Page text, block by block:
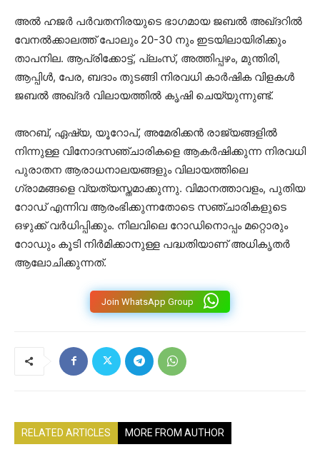
അൽ ഹജർ പർവതനിരയുടെ ഭാഗമായ ജബൽ അഖ്ദറിൽ
വേനൽക്കാലത്ത് പോലും 20-30 നും ഇടയിലായിരിക്കും
താപനില. ആപ്രിക്കോട്ട്, പ്ലംസ്, അത്തിപ്പഴം, മുന്തിരി,
ആപ്പിൾ, പേര, ബദാം തുടങ്ങി നിരവധി കാർഷിക വിളകൾ
ജബൽ അഖ്ദർ വിലായത്തിൽ കൃഷി ചെയ്യുന്നുണ്ട്.
അറബ്, ഏഷ്യ, യൂറോപ്, അമേരിക്കൻ രാജ്യങ്ങളിൽ
നിന്നുള്ള വിനോദസഞ്ചാരികളെ ആകർഷിക്കുന്ന നിരവധി
പുരാതന ആരാധനാലയങ്ങളും വിലായത്തിലെ
ഗ്രാമങ്ങളെ വ്യത്യസ്തമാക്കുന്നു. വിമാനത്താവളം, പുതിയ
റോഡ് എന്നിവ ആരംഭിക്കുന്നതോടെ സഞ്ചാരികളുടെ
ഒഴുക്ക് വർധിപ്പിക്കും. നിലവിലെ റോഡിനൊപ്പം മറ്റൊരും
റോഡും കൂടി നിർമിക്കാനുള്ള പദ്ധതിയാണ് അധികൃതർ
ആലോചിക്കുന്നത്.
Join WhatsApp Group
RELATED ARTICLES MORE FROM AUTHOR